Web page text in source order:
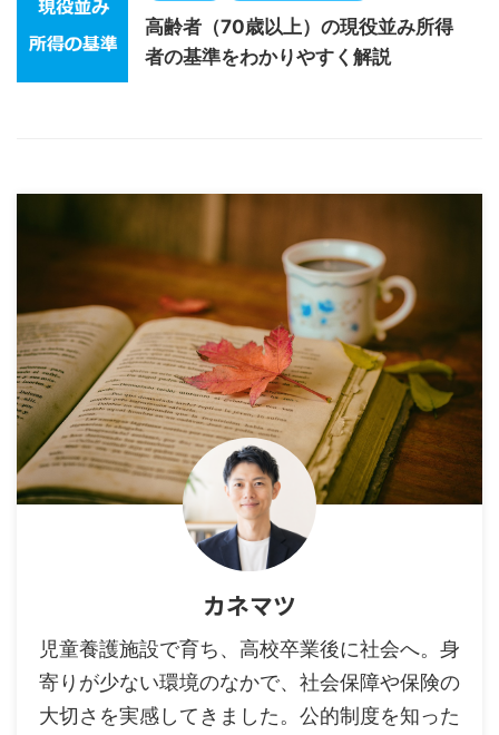
高齢者（70歳以上）の現役並み所得
者の基準をわかりやすく解説
カネマツ
児童養護施設で育ち、高校卒業後に社会へ。身
寄りが少ない環境のなかで、社会保障や保険の
大切さを実感してきました。公的制度を知った